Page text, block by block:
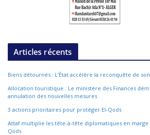
Articles récents
Biens détournés : L’État accélère la reconquête de
Allocation touristique : Le ministère des Finances
annulation des nouvelles mesures
3 actions prioritaires pour protéger El-Qods
Attaf multiplie les tête-à-tête diplomatiques en marge
Qods